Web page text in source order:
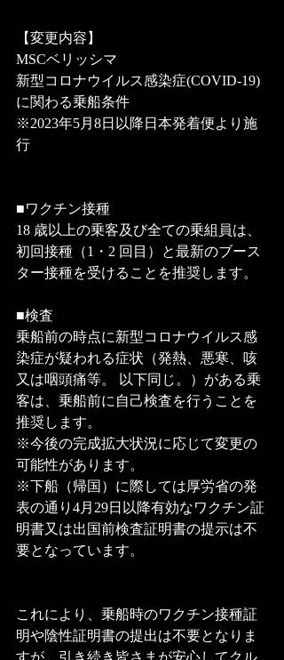
【変更内容】
MSCベリッシマ
新型コロナウイルス感染症(COVID-19)
に関わる乗船条件
※2023年5月8日以降日本発着便より施
行
■ワクチン接種
18 歳以上の乗客及び全ての乗組員は、
初回接種（1・2 回目）と最新のブース
ター接種を受けることを推奨します。
■検査
乗船前の時点に新型コロナウイルス感
染症が疑われる症状（発熱、悪寒、咳
又は咽頭痛等。 以下同じ。）がある乗
客は、乗船前に自己検査を行うことを
推奨します。
※今後の完成拡大状況に応じて変更の
可能性があります。
※下船（帰国）に際しては厚労省の発
表の通り4月29日以降有効なワクチン証
明書又は出国前検査証明書の提示は不
要となっています。
これにより、乗船時のワクチン接種証
明や陰性証明書の提出は不要となりま
すが、引き続き皆さまが安心してクル